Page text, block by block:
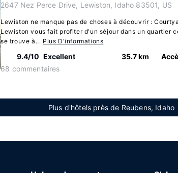
2647 Nez Perce Drive, Lewiston, Idaho 83501, US
Lewiston ne manque pas de choses à découvrir :
Lewiston vous fait profiter d'un séjour dans un quartier
se trouve à... Plus D'informations
9.4/10 Excellent
68 commentaires
35.7 km
Plus d'hôtels près de Reubens, Idaho